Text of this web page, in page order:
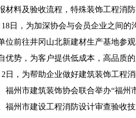
材料及验收流程，特殊装饰工程消防
日，为加深协会与会员企业之间
位前往井冈山北新建材生产基地参
优势，为客户提供低成本，高品质的
日，为帮助企业做好建筑装饰工程
福州市建筑装饰协会联合举办“福州
福州市建设工程消防设计审查验收